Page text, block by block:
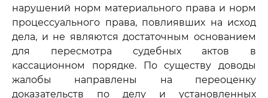
нарушений норм материального права и норм
процессуального права, повлиявших на исход
дела, и не являются достаточным основанием
для пересмотра судебных актов в
кассационном порядке. По существу доводы
жалобы направлены на переоценку
доказательств по делу и установленных